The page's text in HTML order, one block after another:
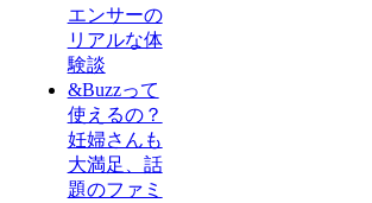
エンサーの
リアルな体
験談
&Buzzって
使えるの？
妊婦さんも
大満足、話
題のファミ